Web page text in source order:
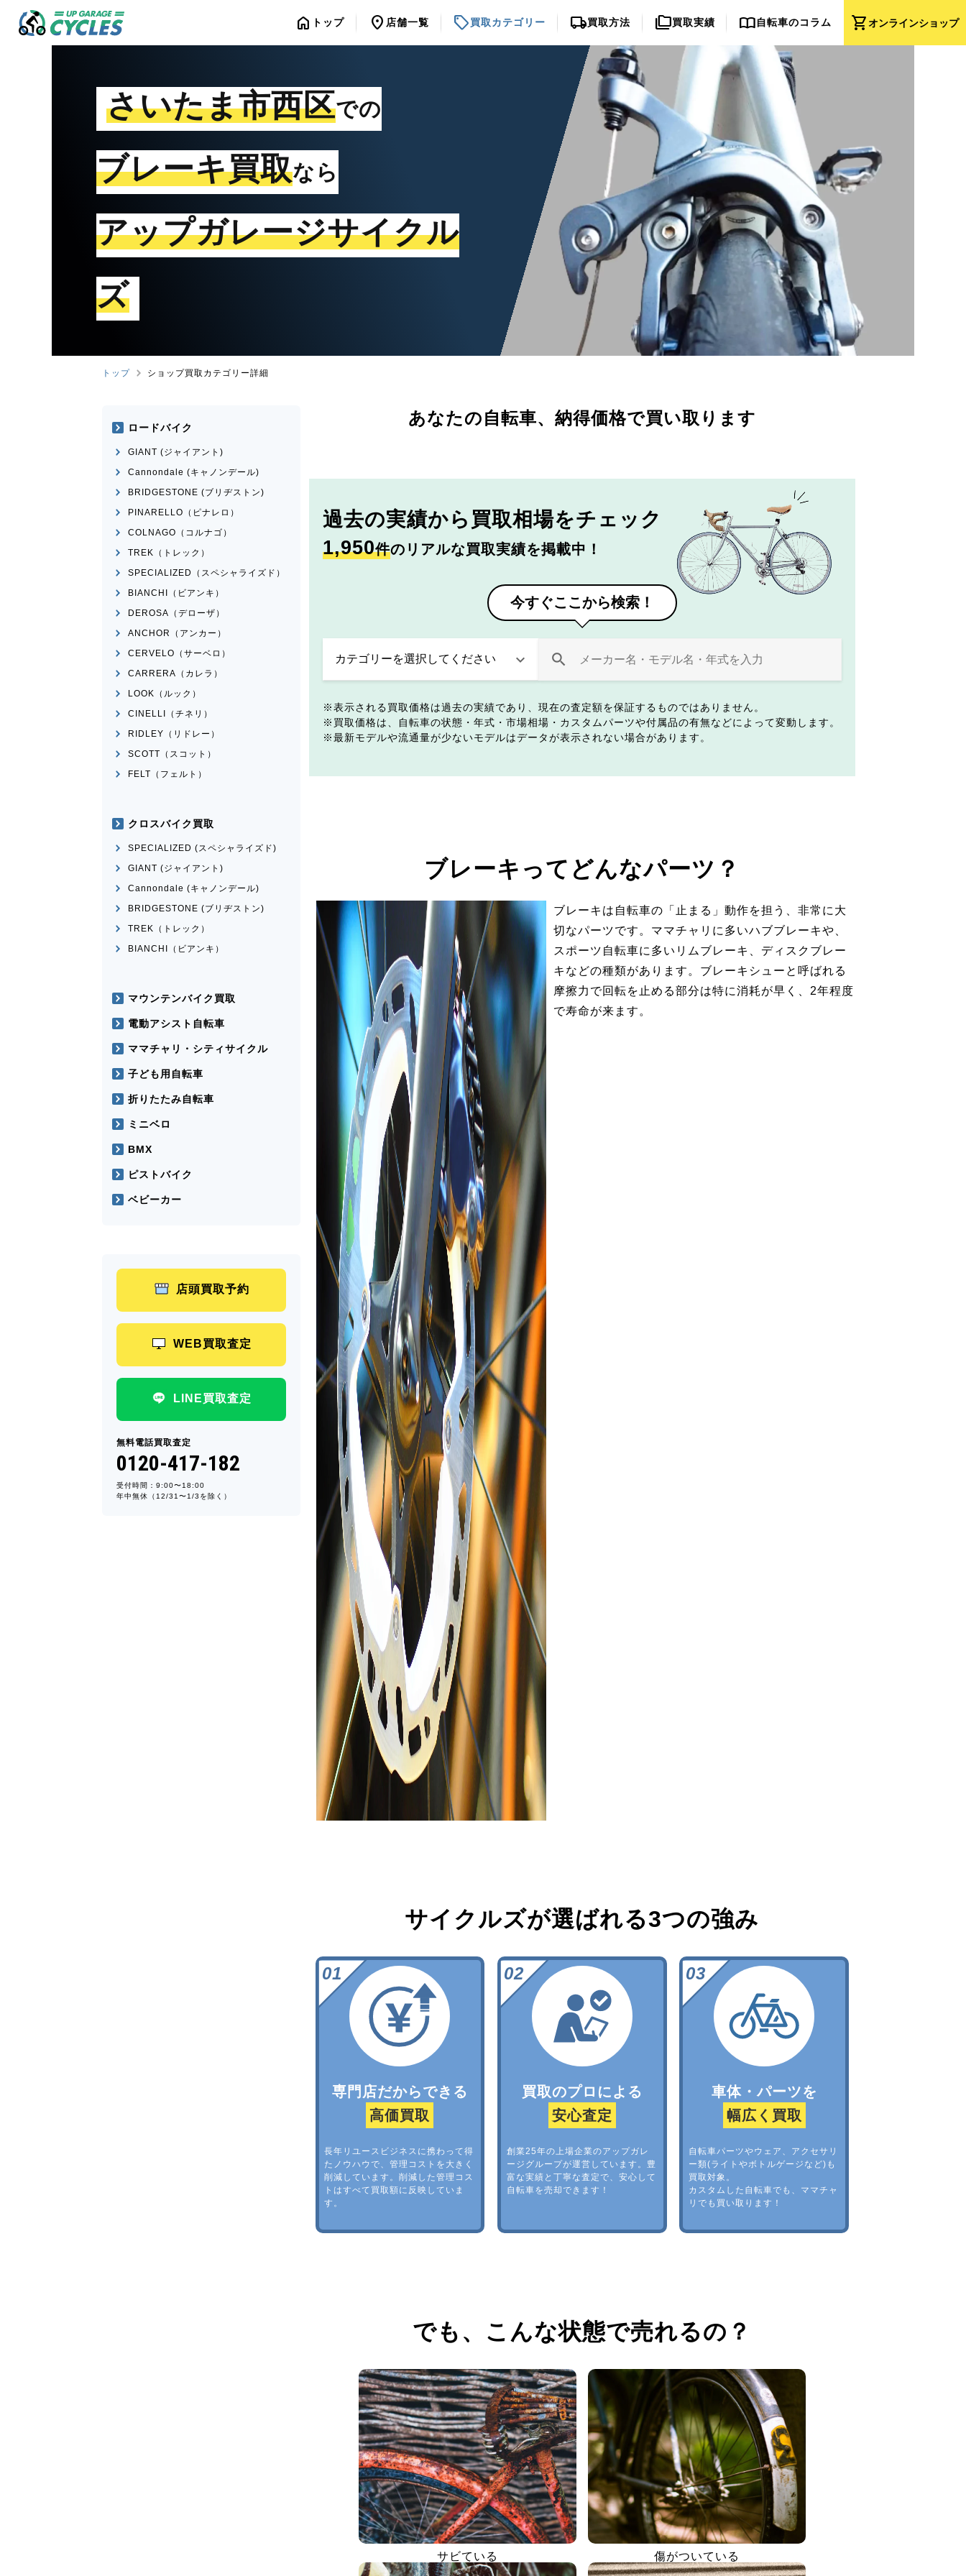
shopping_cartオンラインショップ
home トップ location_on 店舗一覧 sell買取カテゴリー local_shipping買取方法 folder_copy買取実績 import_contacts自転車のコラム
さいたま市西区での
ブレーキ買取なら
アップガレージサイクル
ズ
トップ ショップ買取カテゴリー詳細
あなたの自転車、 納得価格で買い取ります
過去の実績から 買取相場をチェック
1,950件のリアルな買取実績を掲載中！
今すぐここから検索！
表示される買取価格は過去の実績であり、現在の査定額を保証するものではありません。
買取価格は、自転車の状態・年式・市場相場・カスタムパーツや付属品の有無などによって変動します。
最新モデルや流通量が少ないモデルはデータが表示されない場合があります。
ブレーキってどんなパーツ？
ブレーキは自転車の「止まる」動作を担う、非常に大
切なパーツです。ママチャリに多いハブブレーキや、
スポーツ自転車に多いリムブレーキ、ディスクブレー
キなどの種類があります。ブレーキシューと呼ばれる
摩擦力で回転を止める部分は特に消耗が早く、2年程度
で寿命が来ます。
サイクルズが選ばれる3つの強み
専門店だからできる
高価買取
長年リユースビジネスに携わって得
たノウハウで、管理コストを大きく
削減しています。削減した管理コス
トはすべて買取額に反映していま
す。
買取のプロによる
安心査定
創業25年の上場企業のアップガレ
ージグループが運営しています。豊
富な実績と丁寧な査定で、安心して
自転車を売却できます！
車体・パーツを
幅広く買取
自転車パーツやウェア、アクセサリ
ー類(ライトやボトルゲージなど)も
買取対象。
カスタムした自転車でも、ママチャ
リでも買い取ります！
でも、 こんな状態で売れるの？
サビている 傷がついている
ロードバイク
GIANT (ジャイアント)
Cannondale (キャノンデール)
BRIDGESTONE (ブリヂストン)
PINARELLO（ピナレロ）
COLNAGO（コルナゴ）
TREK（トレック）
SPECIALIZED（スペシャライズド）
BIANCHI（ビアンキ）
DEROSA（デローザ）
ANCHOR（アンカー）
CERVELO（サーベロ）
CARRERA（カレラ）
LOOK（ルック）
CINELLI（チネリ）
RIDLEY（リドレー）
SCOTT（スコット）
FELT（フェルト）
クロスバイク買取
SPECIALIZED (スペシャライズド)
GIANT (ジャイアント)
Cannondale (キャノンデール)
BRIDGESTONE (ブリヂストン)
TREK（トレック）
BIANCHI（ビアンキ）
マウンテンバイク買取
電動アシスト自転車
ママチャリ・シティサイクル
子ども用自転車
折りたたみ自転車
ミニベロ
BMX
ピストバイク
ベビーカー
店頭買取予約
WEB買取査定
LINE買取査定
無料電話買取査定
0120-417-182
受付時間：9:00〜18:00
年中無休（12/31〜1/3を除く）